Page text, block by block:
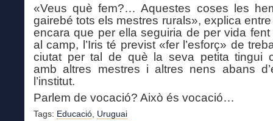
«Veus què fem?… Aquestes coses les
gairebé tots els mestres rurals», explica
encara que per ella seguiria de per vida
al camp, l’Iris té previst «fer l’esforç» de
ciutat per tal de què la seva petita tingui
amb altres mestres i altres nens abans
l’institut.
Parlem de vocació? Això és vocació…
Tags: Educació Uruguai